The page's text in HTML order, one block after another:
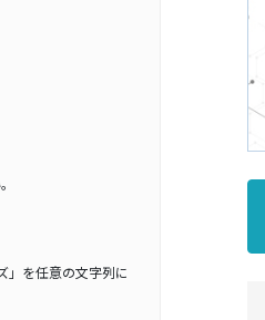
」を任意の文字列に